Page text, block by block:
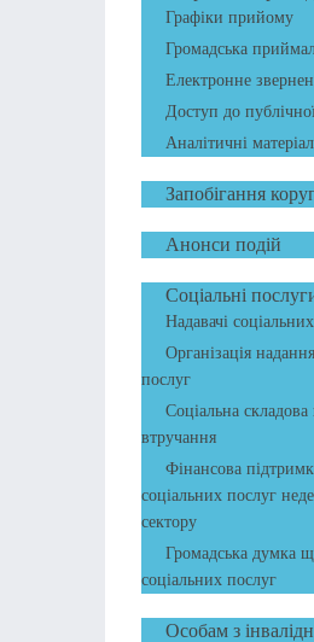
Графіки прийому
Громадська
Електронне
Доступ до
Аналітичні
Запобігання
Анонси подій
Соціальні
Надавачі
Організація
послуг
Соціальна
втручання
Фінансова
соціальних послуг
сектору
Громадська думка
соціальних послуг
Особам з